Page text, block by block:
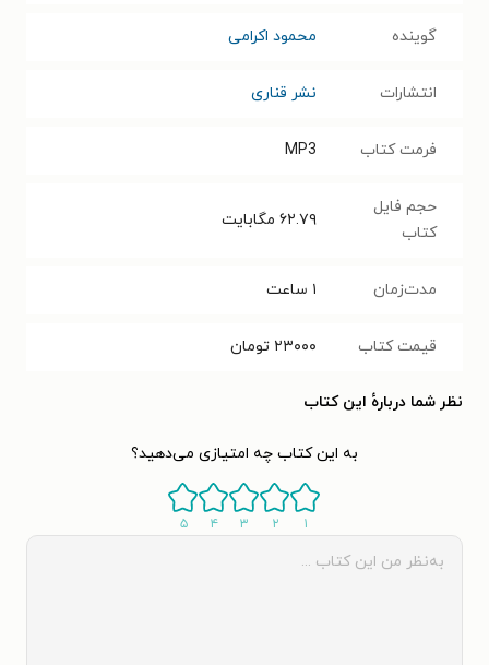
گوینده محمود اکرامی
انتشارات نشر قناری
فرمت کتاب MP3
حجم فایل
کتاب
۶۲.۷۹ مگابایت
مدت‌زمان ۱ ساعت
قیمت کتاب ۲۳۰۰۰ تومان
نظر شما دربارهٔ این کتاب
به این کتاب چه امتیازی می‌دهید؟
۱ ۲ ۳ ۴ ۵